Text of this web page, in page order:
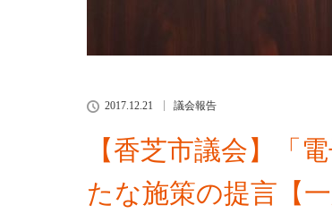
2017.12.21 議会報告
【香芝市議会】「
たな施策の提言【